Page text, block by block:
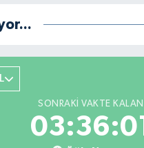
SONRAKI VAKTE KALAN
03:36:01